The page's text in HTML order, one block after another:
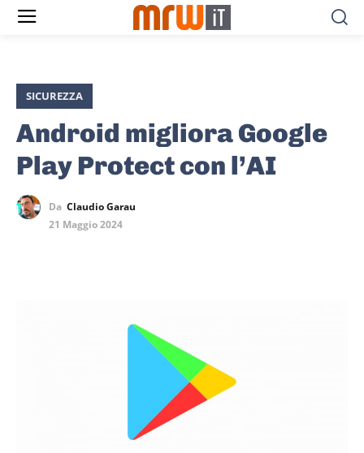
SICUREZZA
Android migliora Google
Play Protect con l’AI
Da Claudio Garau
21 Maggio 2024